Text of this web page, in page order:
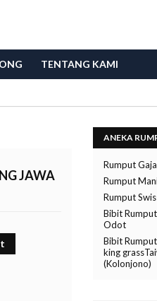
TENTANG KAMI
JAWA
ANEKA
Rumput
Rumput
Rumput
Bibit
Odot
Bibit
king
(Kolonjono)